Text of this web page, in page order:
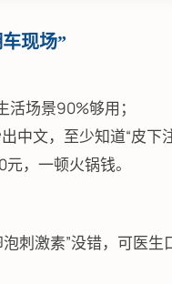
现场”
场景90%够用；
文，至少知道“皮下注
，一顿火锅钱。
刺激素”没错，可医